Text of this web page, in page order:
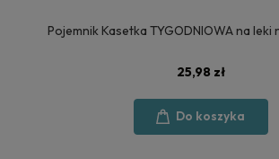
Pojemnik Kasetka TYGODNIOWA na leki
25,98 zł
Do koszyka